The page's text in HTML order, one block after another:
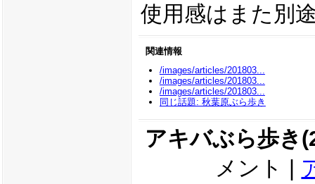
使用感はまた別
関連情報
/images/articles/201803...
/images/articles/201803...
/images/articles/201803...
同じ話題: 秋葉原ぶら歩き
アキバぶら歩き
メント |